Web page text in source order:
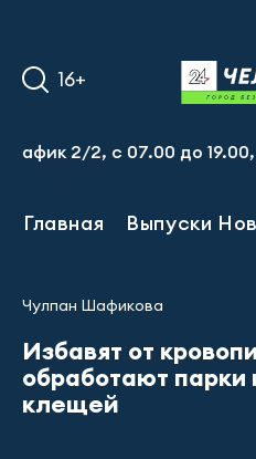
16+
2, с 07.00 до 19.00,
Главная Выпуски
Чулпан Шафикова
Избавят от
обработают парки
клещей